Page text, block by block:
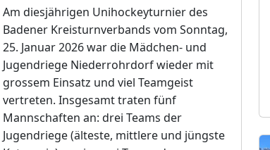
Am diesjährigen Unihockeyturnier des
Badener Kreisturnverbands vom Sonntag,
25. Januar 2026 war die Mädchen- und
Jugendriege Niederrohrdorf wieder mit
grossem Einsatz und viel Teamgeist
vertreten. Insgesamt traten fünf
Mannschaften an: drei Teams der
Jugendriege (älteste, mittlere und jüngste